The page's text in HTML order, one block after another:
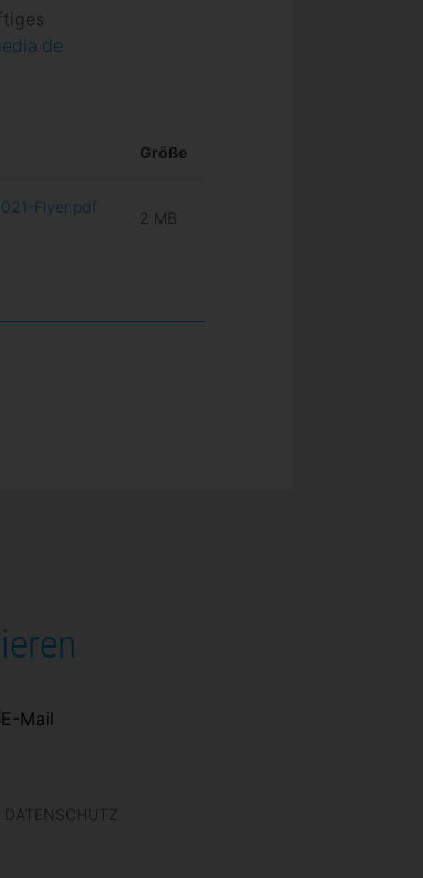
Größe
Flyer.pdf
2 MB
DATENSCHUTZ